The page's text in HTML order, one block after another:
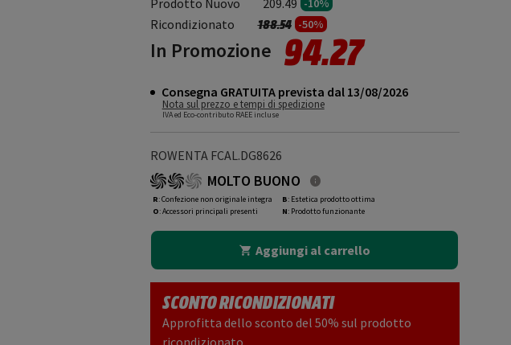
209.49 -10%
Ricondizionato Prezzo ridotto da
188.54a-50%
In Promozione 94.27
Consegna GRATUITA prevista dal 13/08/2026
Nota sul prezzo e tempi di spedizione
IVA ed Eco-contributo RAEE incluse
ROWENTA FCAL.DG8626
MOLTO BUONO
R: Confezione non originale integra
O: Accessori principali presenti
B: Estetica prodotto ottima
N: Prodotto funzionante
Aggiungi al carrello
SCONTO RICONDIZIONATI
Approfitta dello sconto del 50% sul prodotto
ricondizionato.